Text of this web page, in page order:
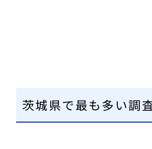
茨城県で最も多い調